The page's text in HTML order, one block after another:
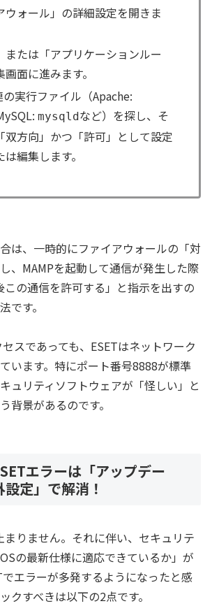
ウォール」の詳細設定を開きま
または「アプリケーションルー
面に進みます。
の実行ファイル（Apache:
mysqldなど）を探し、そ
双方向」かつ「許可」として設定
編集します。
は、一時的にファイアウォールの「対
、MAMPを起動して通信が発生した際
この通信を許可する」と指示を出すの
です。
スであっても、ESETはネットワーク
います。特にポート番号8888が標準
ュリティソフトウェアが「怪しい」と
背景があるのです。
エラーは「アップデー
定」で解消！
まりません。それに伴い、セキュリテ
の最新仕様に適応できているか」が
でエラーが多発するようになったと感
クすべきは以下の2点です。